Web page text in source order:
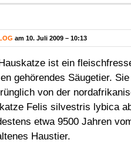
am 10. Juli 2009 – 10:13
ist ein
gehörendes Säugetier.
von der
Felis silvestris lybica
etwa 9500 Jahren
Haustier.